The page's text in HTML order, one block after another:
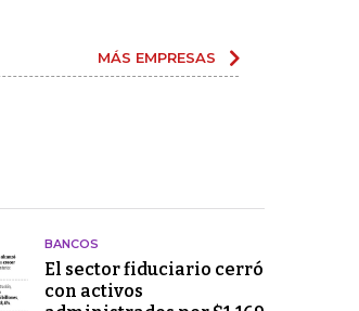
MÁS EMPRESAS
BANCOS
El sector fiduciario cerró
con activos